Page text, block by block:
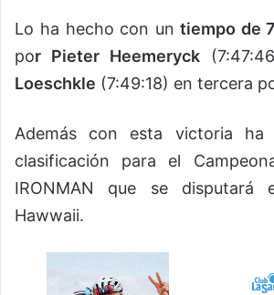
Lo ha hecho con un tiempo de
por Pieter Heemeryck
Loeschkle (7:49:18) en tercera
Además con esta victoria ha
clasificación para el
IRONMAN que se disputará
Hawwaii.